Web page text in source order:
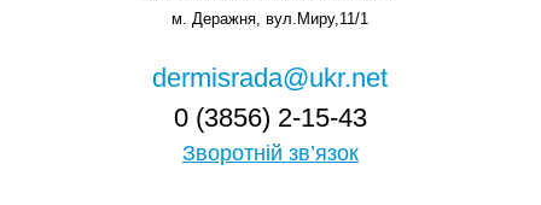
м. Деражня, вул.Миру,11/1
dermisrada@ukr.net
0 (3856) 2-15-43
Зворотній зв’язок